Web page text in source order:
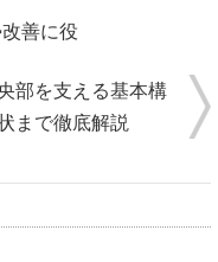
善に役
部を支える基本構
まで徹底解説